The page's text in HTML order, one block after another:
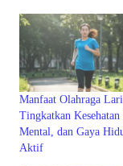
Manfaat Olahraga
Tingkatkan
Mental, dan Gaya
Aktif